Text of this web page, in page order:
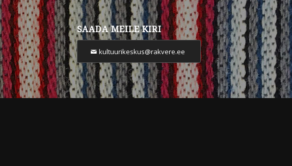
SAADA MEILE KIRI
kultuurikeskus@rakvere.ee